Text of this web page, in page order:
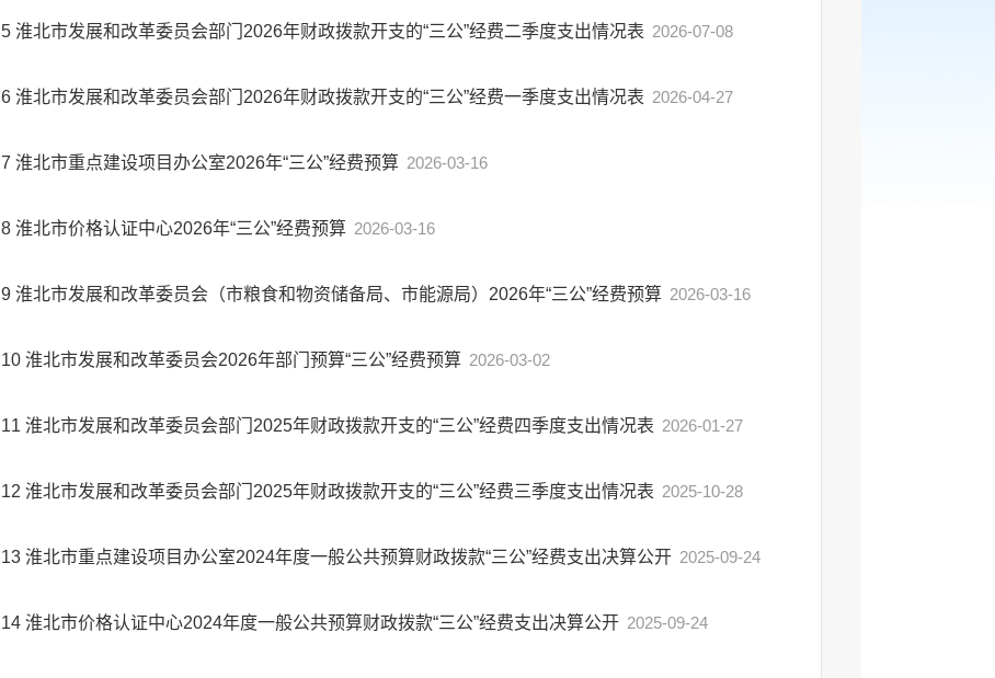
5 淮北市发展和改革委员会部门2026年财政拨款开支的“三公”经费二季度支出情况表 2026-07-08
6 淮北市发展和改革委员会部门2026年财政拨款开支的“三公”经费一季度支出情况表 2026-04-27
7 淮北市重点建设项目办公室2026年“三公”经费预算 2026-03-16
8 淮北市价格认证中心2026年“三公”经费预算 2026-03-16
9 淮北市发展和改革委员会（市粮食和物资储备局、市能源局）2026年“三公”经费预算 2026-03-16
10 淮北市发展和改革委员会2026年部门预算“三公”经费预算 2026-03-02
11 淮北市发展和改革委员会部门2025年财政拨款开支的“三公”经费四季度支出情况表 2026-01-27
12 淮北市发展和改革委员会部门2025年财政拨款开支的“三公”经费三季度支出情况表 2025-10-28
13 淮北市重点建设项目办公室2024年度一般公共预算财政拨款“三公”经费支出决算公开 2025-09-24
14 淮北市价格认证中心2024年度一般公共预算财政拨款“三公”经费支出决算公开 2025-09-24